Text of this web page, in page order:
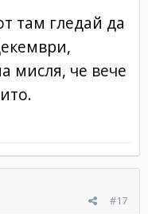
там гледай да
мисля, че вече
#17